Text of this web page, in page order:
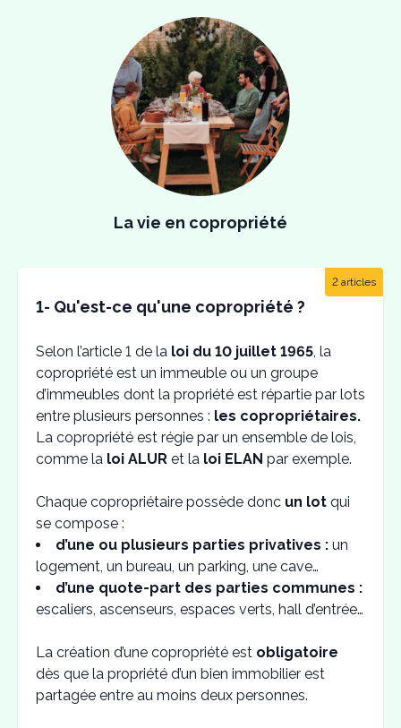
La vie en copropriété
2 articles
1- Qu'est-ce qu'une copropriété ?
Selon l’article 1 de la loi du 10 juillet 1965, la
copropriété est un immeuble ou un groupe
d’immeubles dont la propriété est répartie par lots
entre plusieurs personnes : les copropriétaires.
La copropriété est régie par un ensemble de lois,
comme la loi ALUR et la loi ELAN par exemple.
Chaque copropriétaire possède donc un lot qui
se compose :
d’une ou plusieurs parties privatives : un
logement, un bureau, un parking, une cave…
d’une quote-part des parties communes :
escaliers, ascenseurs, espaces verts, hall d’entrée…
La création d’une copropriété est obligatoire
dès que la propriété d’un bien immobilier est
partagée entre au moins deux personnes.